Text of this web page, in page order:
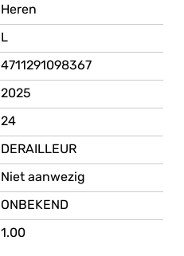
Heren
L
4711291098367
2025
24
DERAILLEUR
Niet aanwezig
ONBEKEND
1.00